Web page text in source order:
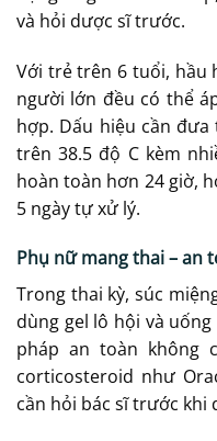
và hỏi dược sĩ trước.
Với trẻ trên 6 tuổi, hầu
người lớn đều có thể
hợp. Dấu hiệu cần
trên 38.5 độ C kèm
hoàn toàn hơn 24 giờ,
5 ngày tự xử lý.
Phụ nữ mang thai – an
Trong thai kỳ, súc
dùng gel lô hội và
pháp an toàn không
corticosteroid như
cần hỏi bác sĩ trước khi